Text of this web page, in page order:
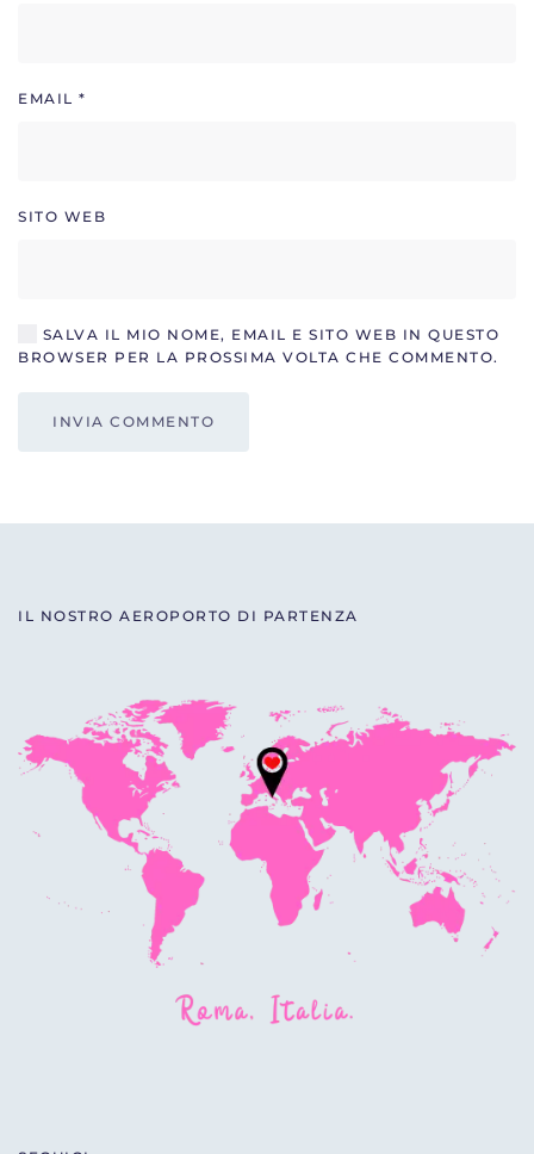
EMAIL *
SITO WEB
SALVA IL MIO NOME, EMAIL E SITO WEB IN QUESTO
BROWSER PER LA PROSSIMA VOLTA CHE COMMENTO.
INVIA COMMENTO
IL NOSTRO AEROPORTO DI PARTENZA